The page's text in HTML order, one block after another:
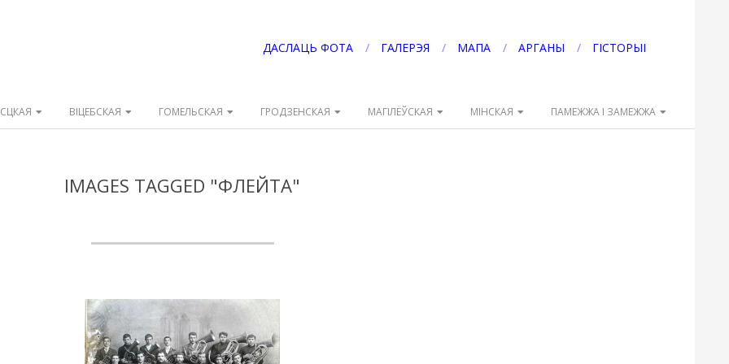
ДАСЛАЦЬ ФОТА ГАЛЕРЭЯ МАПА АРГАНЫ ГІСТОРЫІ
ВІЦЕБСКАЯ ГОМЕЛЬСКАЯ ГРОДЗЕНСКАЯ МАГІЛЁЎСКАЯ МІНСКАЯ ПАМЕЖЖА І ЗАМЕЖЖА
IMAGES TAGGED "ФЛЕЙТА"